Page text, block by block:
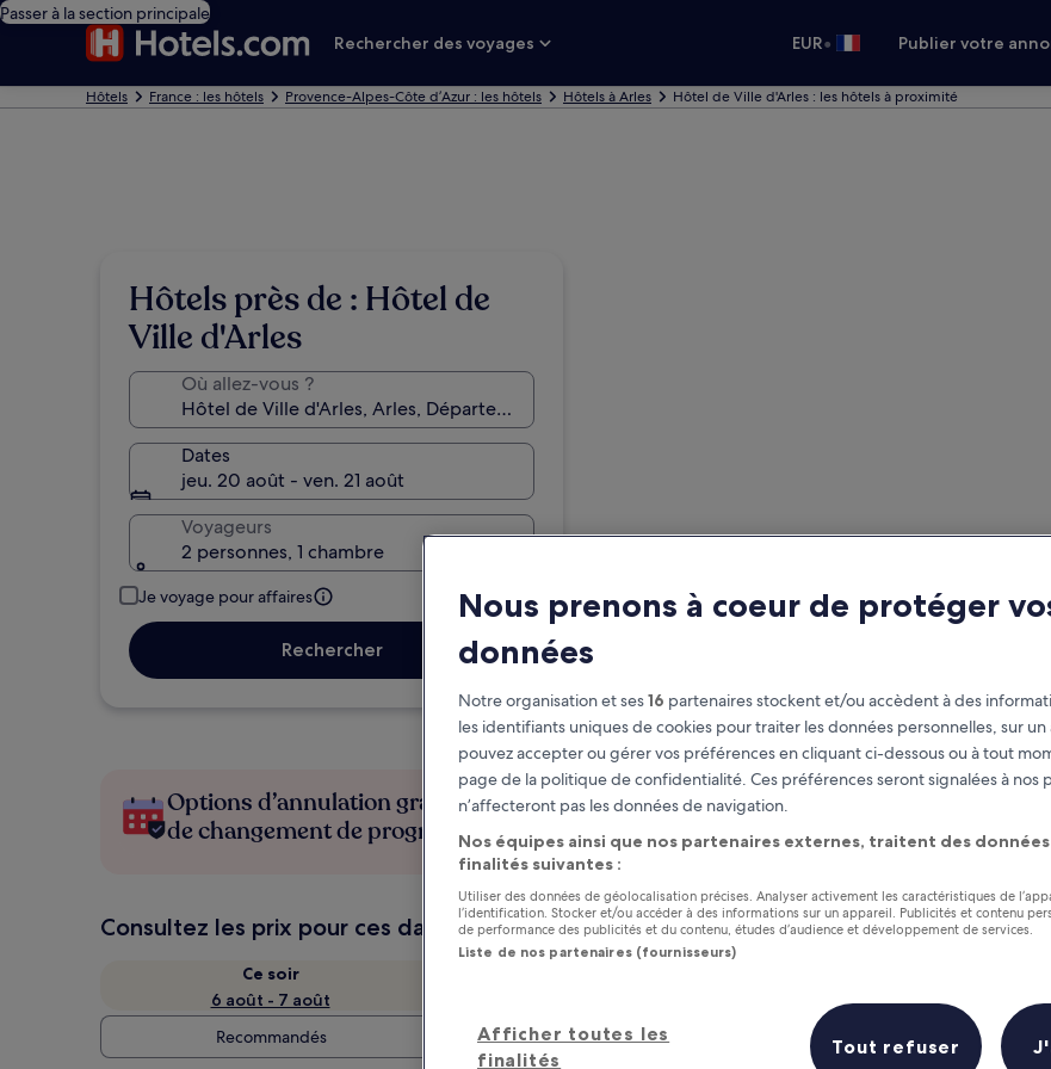
Passer à la section principale
Rechercher des voyages
EUR• Publier votre
Hôtels France : les hôtels Provence-Alpes-Côte d’Azur : les hôtels Hôtels à Arles Hôtel de Ville d'Arles : les hôtels à proximité
Hôtels près de : Hôtel de
Ville d'Arles
Où allez-vous ?
Dates
jeu. 20 août - ven. 21 août
Voyageurs
2 personnes, 1 chambre
Je voyage pour affaires
Rechercher
Options d’annulation gratuite en cas
de changement de programme
Gagnez des récompenses pour
chaque nuit séjournée
Consultez les prix pour ces dates
Ce soir
6 août - 7 août
7 août - 9 août
Recommandés
Prix (croissant) Distance
Nous prenons à coeur de protéger
données
Notre organisation et ses16 partenaires stockent et/ou accèdent à des
les identifiants uniques de cookies pour traiter les données personnelles, sur un
pouvez accepter ou gérer vos préférences en cliquant ci-dessous ou à tout
page de la politique de confidentialité. Ces préférences seront signalées à nos
n’affecteront pas les données de navigation.
Nos équipes ainsi que nos partenaires externes, traitent des
finalités suivantes :
Utiliser des données de géolocalisation précises. Analyser activement les caractéristiques de
l’identification. Stocker et/ou accéder à des informations sur un appareil. Publicités et contenu
de performance des publicités et du contenu, études d’audience et développement de services.
Liste de nos partenaires (fournisseurs)
Afficher toutes les
finalités
Tout refuser